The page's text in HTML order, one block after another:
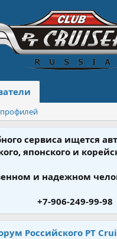
сервиса ищется
японского и
и надежном
+7-906-249-99-98
Российского PT